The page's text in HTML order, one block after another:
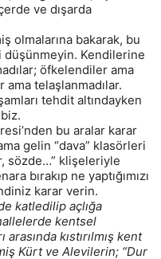
ve dışarda
olmalarına bakarak, bu
Kendilerine
öfkelendiler ama
ama telaşlanmadılar.
tehdit altındayken
bu aralar karar
gelin “dava” klasörleri
sözde…” klişeleriyle
bırakıp ne yaptığımızı
karar verin.
katledilip açlığa
kentsel
kıstırılmış kent
Kürt ve Alevilerin; “Dur